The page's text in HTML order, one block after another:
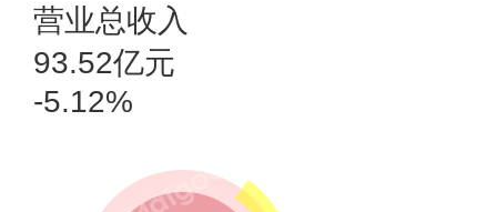
营业总收入
93.52亿元
-5.12%